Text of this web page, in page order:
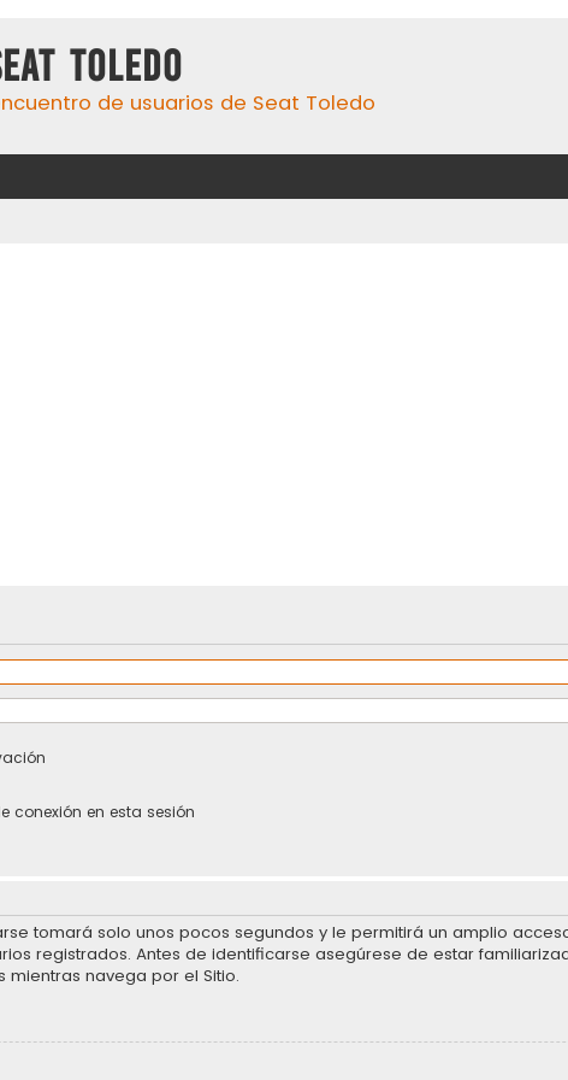
Toledo
de usuarios de Seat Toledo
conexión en esta sesión
tomará solo unos pocos segundos y le permitirá un amplio
registrados. Antes de identificarse asegúrese de estar
navega por el Sitio.